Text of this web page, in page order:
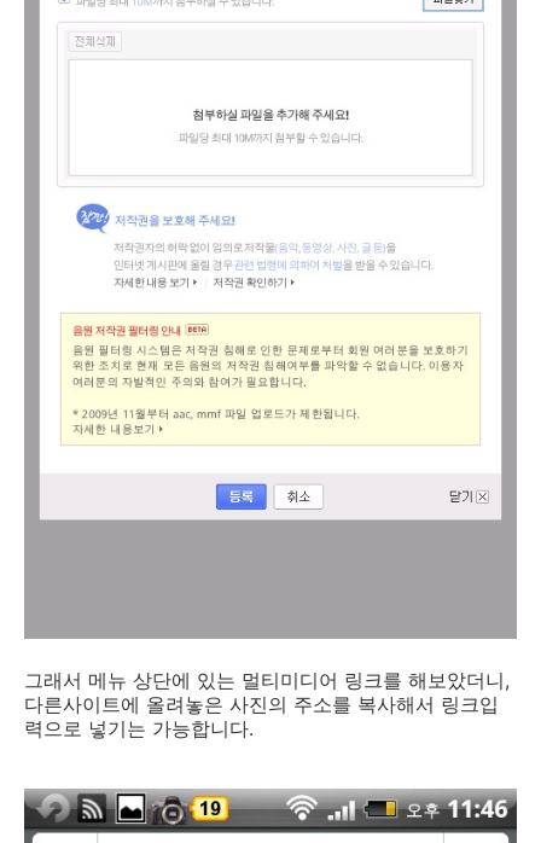
그래서 메뉴 상단에 있는 멀티미디어 링크를 해보았더니,
다른사이트에 올려놓은 사진의 주소를 복사해서 링크입
력으로 넣기는 가능합니다.